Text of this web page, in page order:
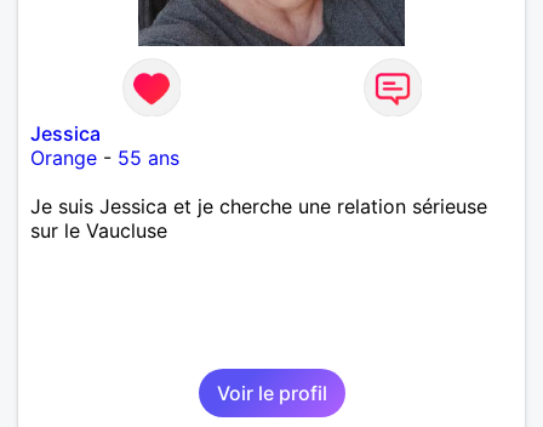
Jessica
Orange - 55 ans
Je suis Jessica et je cherche une relation sérieuse
sur le Vaucluse
Voir le profil